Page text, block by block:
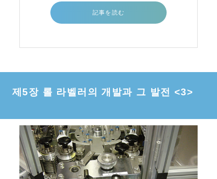
송 구조의 최종판이 완성된 이듬해
記事を読む
제5장 롤 라벨러의 개발과 그 발전 <3>